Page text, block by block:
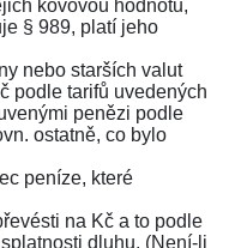
kovovou hodnotu,
§ 989, platí jeho
nebo starších valut
podle tarifů uvedených
penězi podle
ostatně, co bylo
peníze, které
na Kč a to podle
dluhu. (Není-li